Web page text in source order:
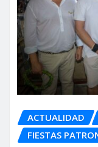
ACTUALIDAD
FIESTAS